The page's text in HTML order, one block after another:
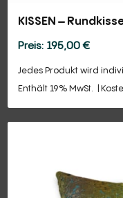
KISSEN –
195,00€
Jedes Produkt wird
Enthält 19% MwSt.